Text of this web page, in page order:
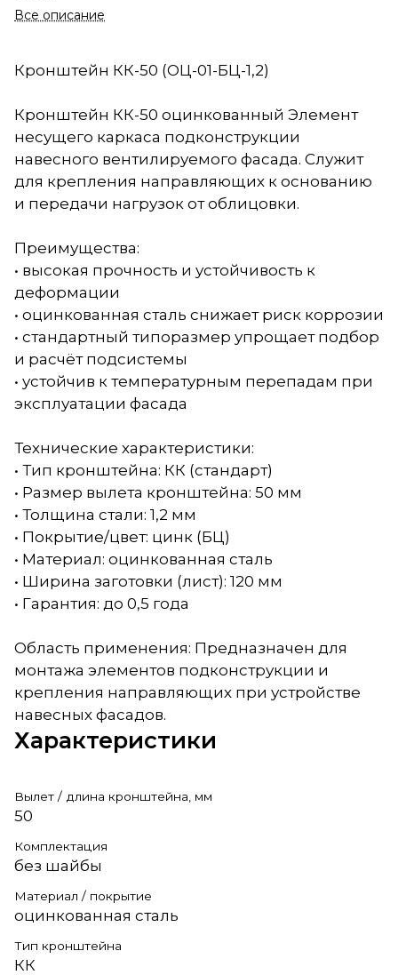
Все описание
Кронштейн КК-50 (ОЦ-01-БЦ-1,2)
Кронштейн КК-50 оцинкованный Элемент
несущего каркаса подконструкции
навесного вентилируемого фасада. Служит
для крепления направляющих к основанию
и передачи нагрузок от облицовки.
Преимущества:
• высокая прочность и устойчивость к
деформации
• оцинкованная сталь снижает риск коррозии
• стандартный типоразмер упрощает подбор
и расчёт подсистемы
• устойчив к температурным перепадам при
эксплуатации фасада
Технические характеристики:
• Тип кронштейна: КК (стандарт)
• Размер вылета кронштейна: 50 мм
• Толщина стали: 1,2 мм
• Покрытие/цвет: цинк (БЦ)
• Материал: оцинкованная сталь
• Ширина заготовки (лист): 120 мм
• Гарантия: до 0,5 года
Область применения: Предназначен для
монтажа элементов подконструкции и
крепления направляющих при устройстве
навесных фасадов.
Характеристики
Вылет / длина кронштейна, мм
50
Комплектация
без шайбы
Материал / покрытие
оцинкованная сталь
Тип кронштейна
КК